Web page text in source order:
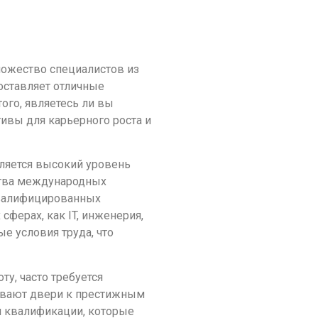
специалистов из
отличные
являетесь ли вы
для карьерного роста и
высокий уровень
международных
как IT, инженерия,
условия труда, что
часто требуется
двери к престижным
которые